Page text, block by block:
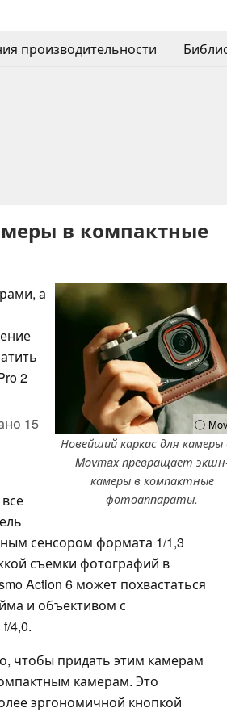
производительности
в компактные
ⓘ
Новейший каркас для
Movmax превращает
камеры в компактные
фотоаппараты.
а
2
15
сенсором формата 1/1,3
съемки фотографий в
Action 6 может похвастаться
и объективом с
4,0.
чтобы придать этим камерам
камерам. Это
эргономичной кнопкой